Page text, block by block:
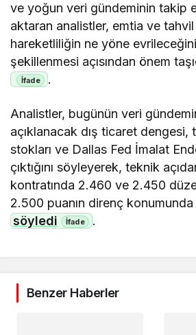
ve yoğun veri gündeminin takip
aktaran analistler, emtia ve tahvil
hareketliliğin ne yöne
şekillenmesi açısından önem
.
Analistler, bugünün veri
açıklanacak dış ticaret dengesi,
stokları ve Dallas Fed İmalat
çıktığını söyleyerek, teknik
kontratında 2.460 ve 2.450
2.500 puanın direnç
söyledi
.
Benzer Haberler